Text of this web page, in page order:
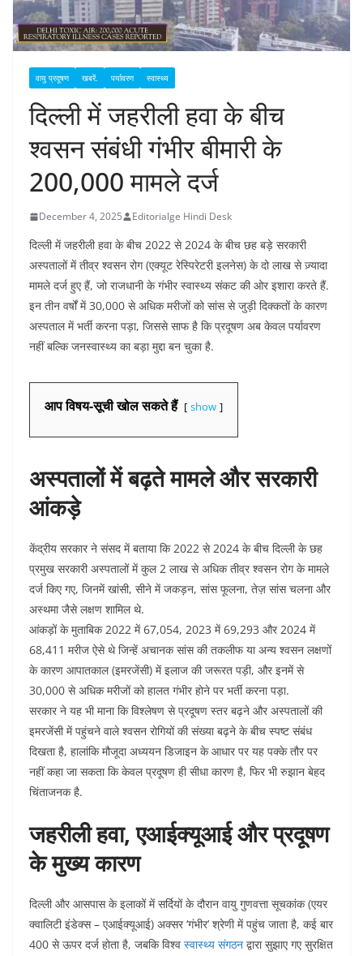
वायु प्रदूषण खबरें. पर्यावरण स्वास्थ्य
दिल्ली में जहरीली हवा के बीच
श्वसन संबंधी गंभीर बीमारी के
200,000 मामले दर्ज
December 4, 2025 Editorialge Hindi Desk
दिल्ली में जहरीली हवा के बीच 2022 से 2024 के बीच छह बड़े सरकारी
अस्पतालों में तीव्र श्वसन रोग (एक्यूट रेस्पिरेटरी इलनेस) के दो लाख से ज़्यादा
मामले दर्ज हुए हैं, जो राजधानी के गंभीर स्वास्थ्य संकट की ओर इशारा करते हैं.​
इन तीन वर्षों में 30,000 से अधिक मरीजों को सांस से जुड़ी दिक्कतों के कारण
अस्पताल में भर्ती करना पड़ा, जिससे साफ है कि प्रदूषण अब केवल पर्यावरण
नहीं बल्कि जनस्वास्थ्य का बड़ा मुद्दा बन चुका है.​
आप विषय-सूची खोल सकते हैं show
अस्पतालों में बढ़ते मामले और सरकारी
आंकड़े
केंद्रीय सरकार ने संसद में बताया कि 2022 से 2024 के बीच दिल्ली के छह
प्रमुख सरकारी अस्पतालों में कुल 2 लाख से अधिक तीव्र श्वसन रोग के मामले
दर्ज किए गए, जिनमें खांसी, सीने में जकड़न, सांस फूलना, तेज़ सांस चलना और
अस्थमा जैसे लक्षण शामिल थे.​
आंकड़ों के मुताबिक 2022 में 67,054, 2023 में 69,293 और 2024 में
68,411 मरीज ऐसे थे जिन्हें अचानक सांस की तकलीफ या अन्य श्वसन लक्षणों
के कारण आपातकाल (इमरजेंसी) में इलाज की जरूरत पड़ी, और इनमें से
30,000 से अधिक मरीजों को हालत गंभीर होने पर भर्ती करना पड़ा.​
सरकार ने यह भी माना कि विश्लेषण से प्रदूषण स्तर बढ़ने और अस्पतालों की
इमरजेंसी में पहुंचने वाले श्वसन रोगियों की संख्या बढ़ने के बीच स्पष्ट संबंध
दिखता है, हालांकि मौजूदा अध्ययन डिजाइन के आधार पर यह पक्के तौर पर
नहीं कहा जा सकता कि केवल प्रदूषण ही सीधा कारण है, फिर भी रुझान बेहद
चिंताजनक है.​
जहरीली हवा, एआईक्यूआई और प्रदूषण
के मुख्य कारण
दिल्ली और आसपास के इलाकों में सर्दियों के दौरान वायु गुणवत्ता सूचकांक (एयर
क्वालिटी इंडेक्स – एआईक्यूआई) अक्सर ‘गंभीर’ श्रेणी में पहुंच जाता है, कई बार
400 से ऊपर दर्ज होता है, जबकि विश्व स्वास्थ्य संगठन द्वारा सुझाए गए सुरक्षित